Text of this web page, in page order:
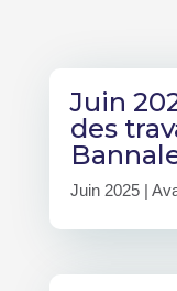
Juin
des
Juin 2025|